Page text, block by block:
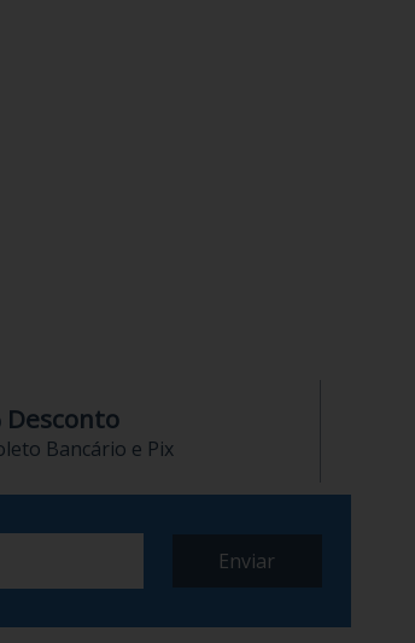
Desconto
Bancário e Pix